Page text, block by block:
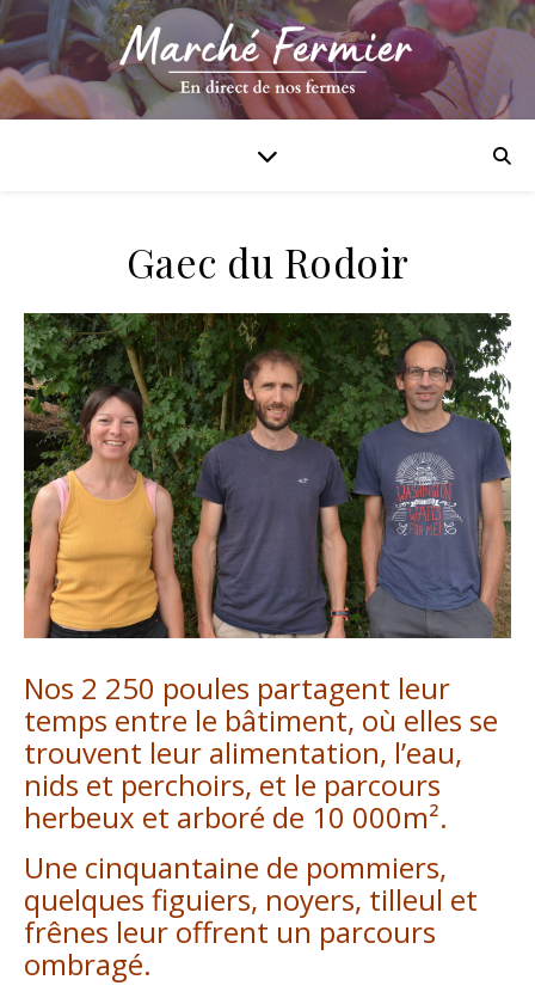
Gaec du Rodoir
Nos 2 250 poules partagent leur
temps entre le bâtiment, où elles se
trouvent leur alimentation, l’eau,
nids et perchoirs, et le parcours
herbeux et arboré de 10 000m².
Une cinquantaine de pommiers,
quelques figuiers, noyers, tilleul et
frênes leur offrent un parcours
ombragé.